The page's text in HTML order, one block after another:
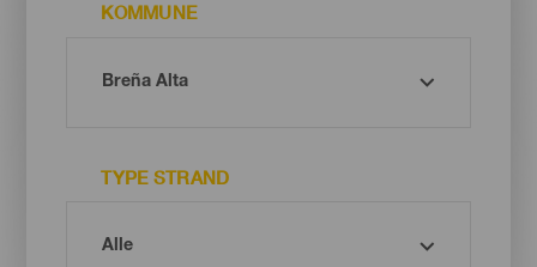
KOMMUNE
TYPE STRAND